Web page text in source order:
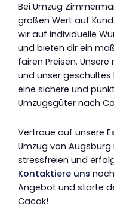
Bei Umzug
großen Wert auf
wir auf individuelle
und bieten dir ein
fairen Preisen.
und unser
eine sichere und
Umzugsgüter nach
Vertraue auf unsere
Umzug von
stressfreien und
Kontaktiere uns
Angebot und starte
Cacak!